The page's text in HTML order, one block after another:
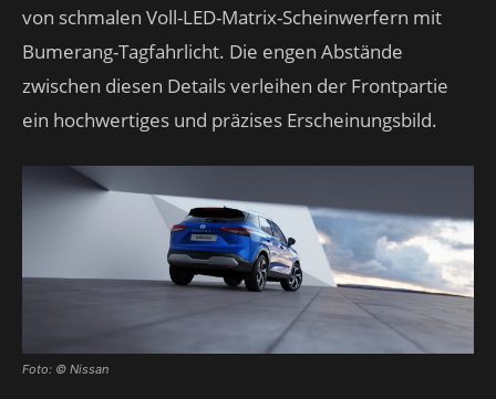
von schmalen Voll-LED-Matrix-Scheinwerfern mit
Bumerang-Tagfahrlicht. Die engen Abstände
zwischen diesen Details verleihen der Frontpartie
ein hochwertiges und präzises Erscheinungsbild.
Foto: © Nissan